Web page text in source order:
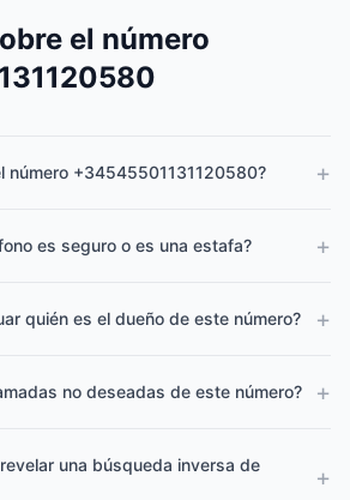
el número
número +34545501131120580? +
es seguro o es una estafa? +
quién es el dueño de este número? +
no deseadas de este número? +
una búsqueda inversa de
+